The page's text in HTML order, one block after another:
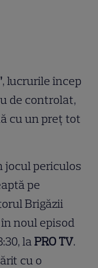
, lucrurile încep
de controlat,
cu un preț tot
jocul periculos
pe
Brigăzii
noul episod
laPRO TV.
cu o